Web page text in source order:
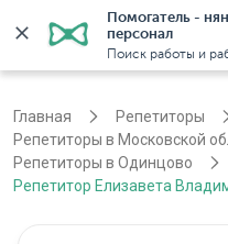
Помогатель -
персонал
Поиск работы и
Главная
Репетиторы
Репетиторы в Московской
Репетиторы в Одинцово
Репетитор Елизавета